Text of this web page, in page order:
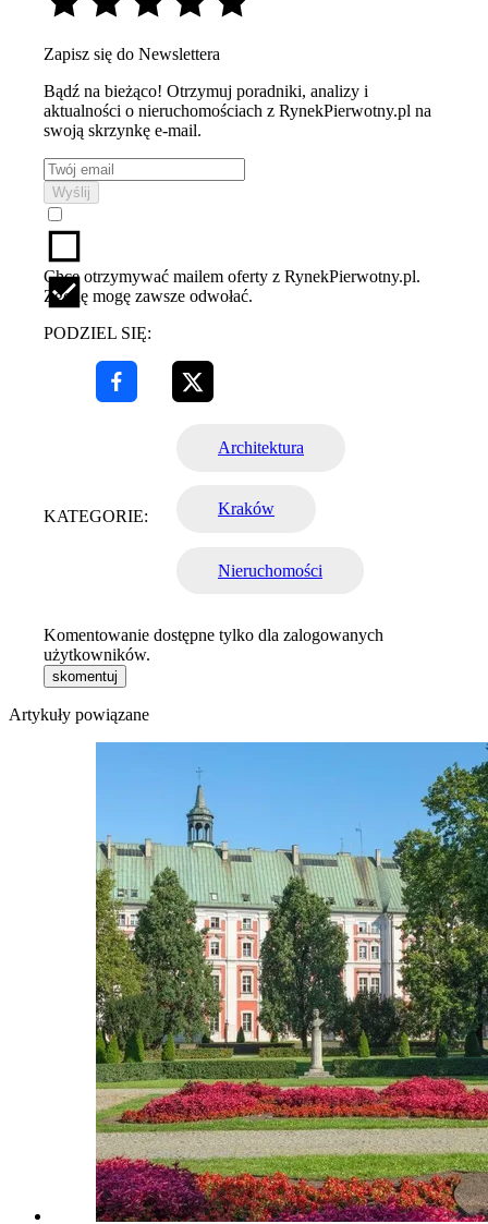
Zapisz się do Newslettera
Bądź na bieżąco! Otrzymuj poradniki, analizy i
aktualności o nieruchomościach z RynekPierwotny.pl na
swoją skrzynkę e-mail.
Wyślij
Chcę otrzymywać mailem oferty z RynekPierwotny.pl.
Zgodę mogę zawsze odwołać.
PODZIEL SIĘ:
KATEGORIE:
Architektura
Kraków
Nieruchomości
Komentowanie dostępne tylko dla zalogowanych
użytkowników.
skomentuj
Artykuły powiązane